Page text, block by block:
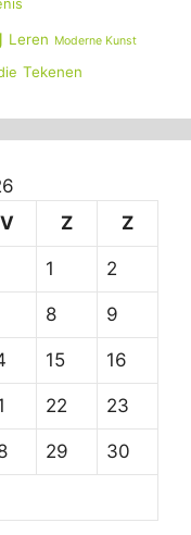
Leren Moderne Kunst
Tekenen
V Z Z
1 2
8 9
15 16
22 23
29 30